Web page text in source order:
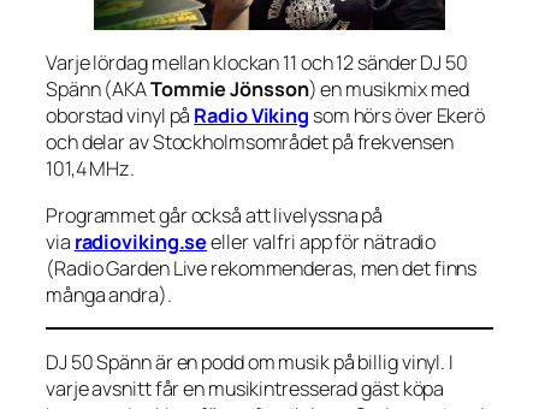
Varje lördag mellan klockan 11 och 12 sänder DJ 50
Spänn (AKATommie Jönsson) en musikmix med
oborstad vinyl på Radio Viking som hörs över Ekerö
och delar av Stockholmsområdet på frekvensen
101,4 MHz.
Programmet går också att livelyssna på
via radioviking.seeller valfri app för nätradio
(Radio Garden Live rekommenderas, men det finns
många andra).
DJ 50 Spänn är en podd om musik på billig vinyl. I
varje avsnitt får en musikintresserad gäst köpa